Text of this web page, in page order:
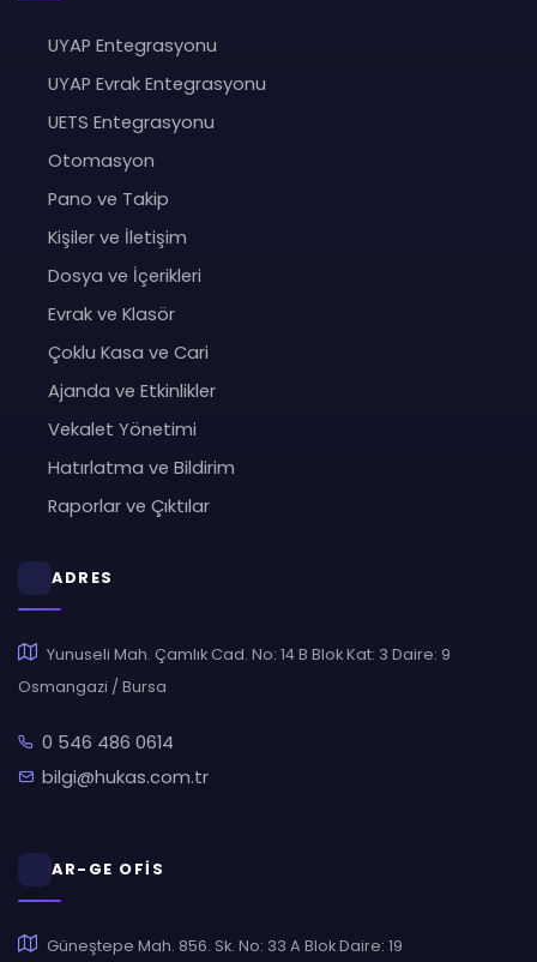
UYAP Entegrasyonu
UYAP Evrak Entegrasyonu
UETS Entegrasyonu
Otomasyon
Pano ve Takip
Kişiler ve İletişim
Dosya ve İçerikleri
Evrak ve Klasör
Çoklu Kasa ve Cari
Ajanda ve Etkinlikler
Vekalet Yönetimi
Hatırlatma ve Bildirim
Raporlar ve Çıktılar
ADRES
Yunuseli Mah. Çamlık Cad. No: 14 B Blok Kat: 3 Daire: 9
Osmangazi / Bursa
0 546 486 0614
bilgi@hukas.com.tr
AR-GE OFİS
Güneştepe Mah. 856. Sk. No: 33 A Blok Daire: 19